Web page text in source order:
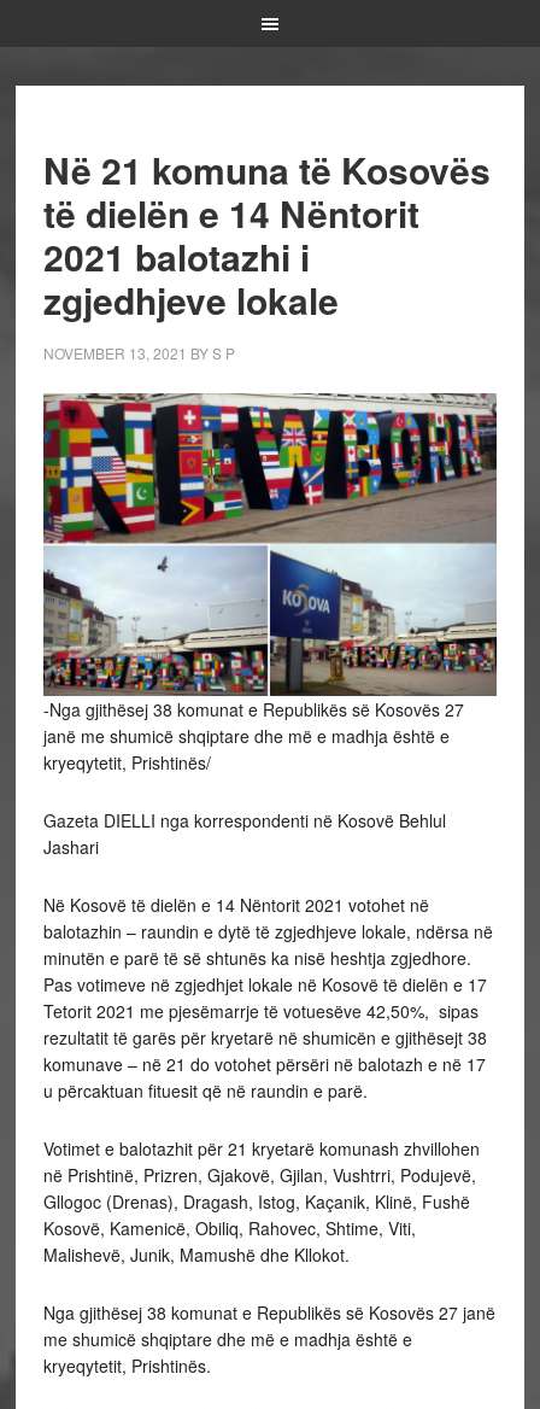
Në 21 komuna të Kosovës
të dielën e 14 Nëntorit
2021 balotazhi i
zgjedhjeve lokale
NOVEMBER 13, 2021 BYS P
-Nga gjithësej 38 komunat e Republikës së Kosovës 27
janë me shumicë shqiptare dhe më e madhja është e
kryeqytetit, Prishtinës/
Gazeta DIELLI nga korrespondenti në Kosovë Behlul
Jashari
Në Kosovë të dielën e 14 Nëntorit 2021 votohet në
balotazhin – raundin e dytë të zgjedhjeve lokale, ndërsa në
minutën e parë të së shtunës ka nisë heshtja zgjedhore.
Pas votimeve në zgjedhjet lokale në Kosovë të dielën e 17
Tetorit 2021 me pjesëmarrje të votuesëve 42,50%, sipas
rezultatit të garës për kryetarë në shumicën e gjithësejt 38
komunave – në 21 do votohet përsëri në balotazh e në 17
u përcaktuan fituesit që në raundin e parë.
Votimet e balotazhit për 21 kryetarë komunash zhvillohen
në Prishtinë, Prizren, Gjakovë, Gjilan, Vushtrri, Podujevë,
Gllogoc (Drenas), Dragash, Istog, Kaçanik, Klinë, Fushë
Kosovë, Kamenicë, Obiliq, Rahovec, Shtime, Viti,
Malishevë, Junik, Mamushë dhe Kllokot.
Nga gjithësej 38 komunat e Republikës së Kosovës 27 janë
me shumicë shqiptare dhe më e madhja është e
kryeqytetit, Prishtinës.